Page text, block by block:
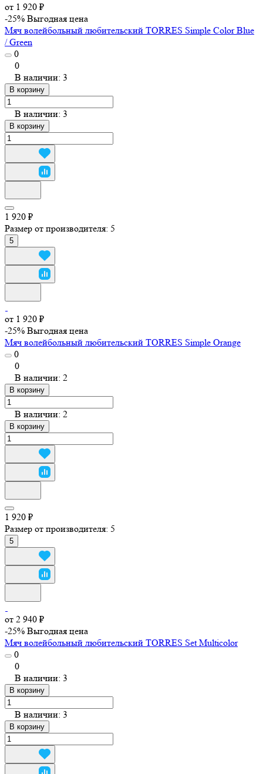
от 1 920 ₽
-25% Выгодная цена
Мяч волейбольный любительский TORRES Simple Color Blue
/ Green
0
0
В наличии: 3
В корзину
В наличии: 3
В корзину
1 920 ₽
Размер от производителя: 5
5
от 1 920 ₽
-25% Выгодная цена
Мяч волейбольный любительский TORRES Simple Orange
0
0
В наличии: 2
В корзину
В наличии: 2
В корзину
1 920 ₽
Размер от производителя: 5
5
от 2 940 ₽
-25% Выгодная цена
Мяч волейбольный любительский TORRES Set Multicolor
0
0
В наличии: 3
В корзину
В наличии: 3
В корзину